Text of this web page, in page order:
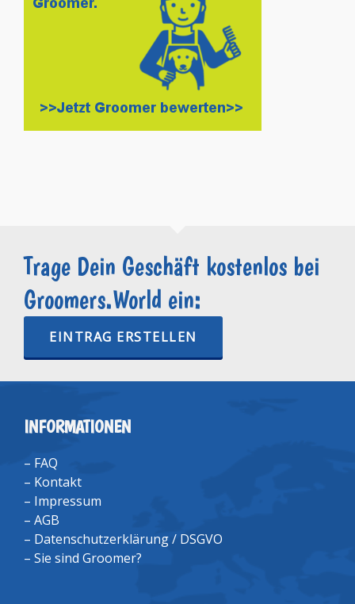
Trage Dein Geschäft kostenlos bei
Groomers.World ein:
EINTRAG ERSTELLEN
INFORMATIONEN
– FAQ
– Kontakt
– Impressum
– AGB
– Datenschutzerklärung / DSGVO
– Sie sind Groomer?